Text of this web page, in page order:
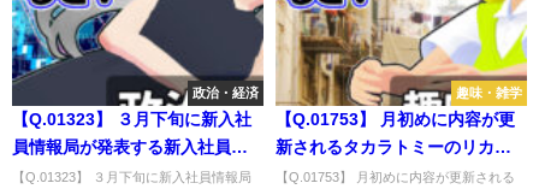
政治・経済
【Q.01323】 ３月下旬に新入社
員情報局が発表する新入社員の
タイプは？
【Q.01323】 ３月下旬に新入社員情報局
趣味・雑学
【Q.01753】 月初めに内容が更
新されるタカラトミーのリカち
ゃんでんわ。2月に電話を掛けた
【Q.01753】 月初めに内容が更新される